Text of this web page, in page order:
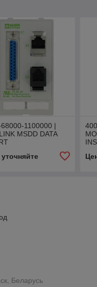
1100000 |
MSDD DATA
Беларусь